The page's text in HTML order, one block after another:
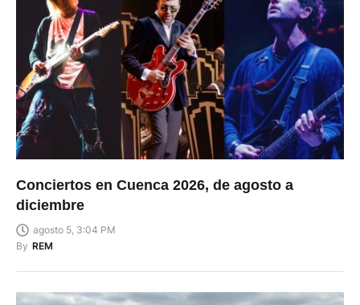
Conciertos en Cuenca 2026, de agosto a
diciembre
agosto 5, 3:04 PM
By REM